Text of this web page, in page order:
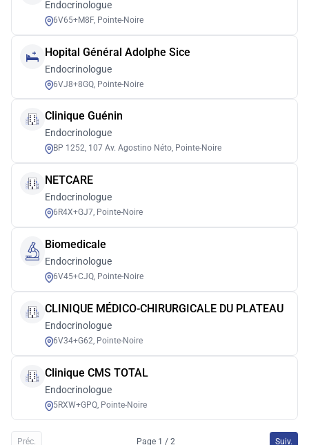
Endocrinologue
6V65+M8F, Pointe-Noire
Hopital Général Adolphe Sice
Endocrinologue
6VJ8+8GQ, Pointe-Noire
Clinique Guénin
Endocrinologue
BP 1252, 107 Av. Agostino Néto, Pointe-Noire
NETCARE
Endocrinologue
6R4X+GJ7, Pointe-Noire
Biomedicale
Endocrinologue
6V45+CJQ, Pointe-Noire
CLINIQUE MÉDICO-CHIRURGICALE DU PLATEAU
Endocrinologue
6V34+G62, Pointe-Noire
Clinique CMS TOTAL
Endocrinologue
5RXW+GPQ, Pointe-Noire
Préc. Page 1 / 2 Suiv.